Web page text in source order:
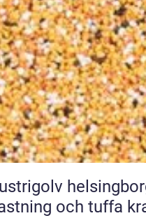
och tuffa